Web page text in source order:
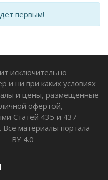
первым!
исключительно
и ни при каких условиях
и цены, размещенные
офертой,
Статей 435 и 437
материалы портала
BY 4.0